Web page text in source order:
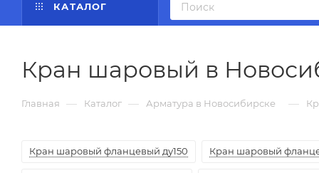
КАТАЛОГ
Кран шаровый в
Главная — Каталог — Арматура в Новосибирске —
Кран шаровый фланцевый ду150 Кран шаровый